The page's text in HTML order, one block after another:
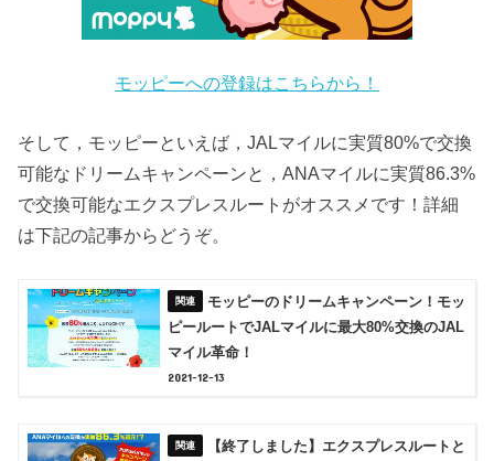
モッピーへの登録はこちらから！
そして，モッピーといえば，JALマイルに実質80%で交換
可能なドリームキャンペーンと，ANAマイルに実質86.3%
で交換可能なエクスプレスルートがオススメです！詳細
は下記の記事からどうぞ。
モッピーのドリームキャンペーン！モッ
ピールートでJALマイルに最大80%交換のJAL
マイル革命！
2021-12-13
【終了しました】エクスプレスルートと